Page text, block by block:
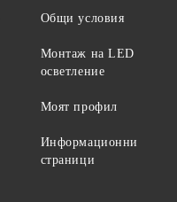
Общи условия
Монтаж на LED
осветление
Моят профил
Информационни
страници